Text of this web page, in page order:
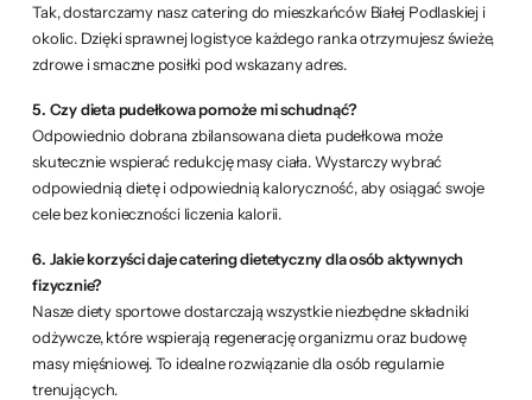
Tak, dostarczamy nasz catering do mieszkańców Białej Podlaskiej i
okolic. Dzięki sprawnej logistyce każdego ranka otrzymujesz świeże,
zdrowe i smaczne posiłki pod wskazany adres.
5. Czy dieta pudełkowa pomoże mi schudnąć?
Odpowiednio dobrana zbilansowana dieta pudełkowa może
skutecznie wspierać redukcję masy ciała. Wystarczy wybrać
odpowiednią dietę i odpowiednią kaloryczność, aby osiągać swoje
cele bez konieczności liczenia kalorii.
6. Jakie korzyści daje catering dietetyczny dla osób aktywnych
fizycznie?
Nasze diety sportowe dostarczają wszystkie niezbędne składniki
odżywcze, które wspierają regenerację organizmu oraz budowę
masy mięśniowej. To idealne rozwiązanie dla osób regularnie
trenujących.